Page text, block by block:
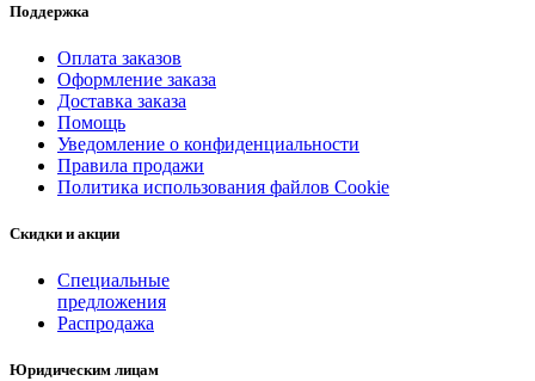
Поддержка
Оплата заказов
Оформление заказа
Доставка заказа
Помощь
Уведомление о конфиденциальности
Правила продажи
Политика использования файлов Cookie
Скидки и акции
Специальные
предложения
Распродажа
Юридическим лицам